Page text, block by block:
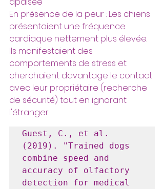
En présence de la peur : Les chiens
présentaient une fréquence
cardiaque nettement plus élevée.
Ils manifestaient des
comportements de stress et
cherchaient davantage le contact
avec leur propriétaire (recherche
de sécurité) tout en ignorant
l'étranger
Guest, C., et al.
(2019). "Trained dogs
combine speed and
accuracy of olfactory
detection for medical